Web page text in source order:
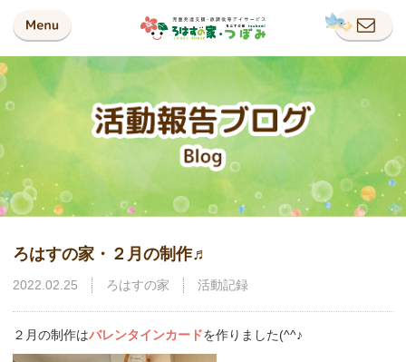
ろはすの家・２月の制作♬
2022.02.25 ろはすの家 活動記録
２月の制作はバレンタインカードを作りました(^^♪